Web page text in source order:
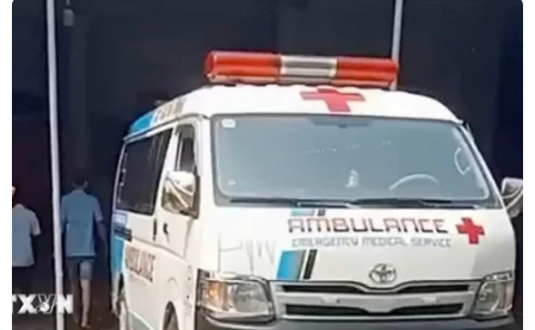
Ngoại giao khoa học công nghệ: Đưa
mạng lưới khoa học quốc tế thành
nguồn lực phát triển
10/08/2026 04:35
“Nghe” buôn làng Tây Nguyên kể
chuyện bản sắc văn hóa giữa lòng Hà